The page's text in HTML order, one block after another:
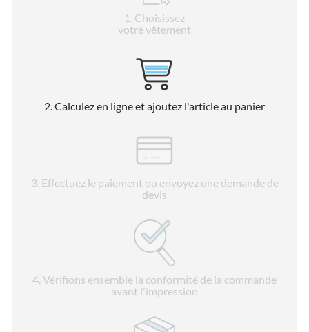
1 . Choisissez
votre vêtement
2. Calculez en ligne et ajoutez l'article au panier
3. Effectuez le paiement ou envoyez une demande de
devis
4 . Vérifions ensemble la conformité de la commande
avant l'impression